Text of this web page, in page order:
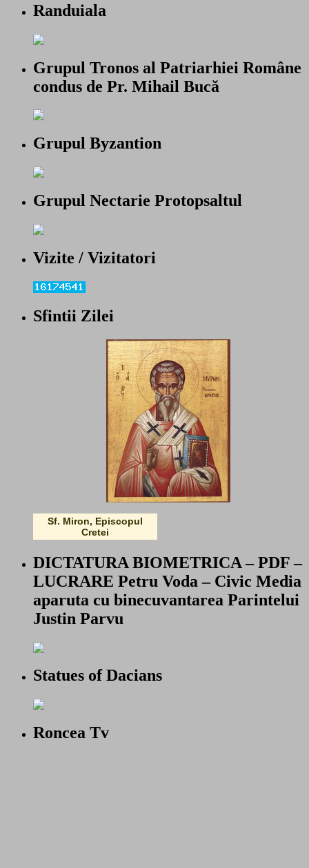
Randuiala
Grupul Tronos al Patriarhiei Române
condus de Pr. Mihail Bucă
Grupul Byzantion
Grupul Nectarie Protopsaltul
Vizite / Vizitatori
Sfintii Zilei
Sf. Miron, Episcopul
Cretei
DICTATURA BIOMETRICA – PDF –
LUCRARE Petru Voda – Civic Media
aparuta cu binecuvantarea Parintelui
Justin Parvu
Statues of Dacians
Roncea Tv